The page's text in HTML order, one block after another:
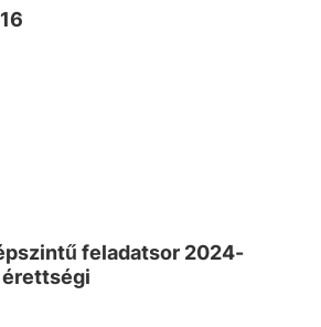
feladatsor 2024-